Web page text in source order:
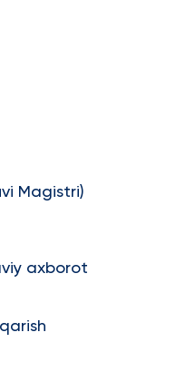
Magistri)
axborot